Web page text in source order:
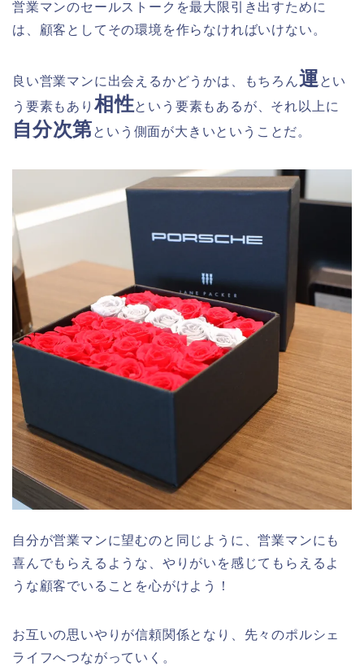
営業マンのセールストークを最大限引き出すために
は、顧客としてその環境を作らなければいけない。
良い営業マンに出会えるかどうかは、もちろん運とい
う要素もあり 相性という要素もあるが、それ以上に
自分次第という側面が大きいということだ。
自分が営業マンに望むのと同じように、営業マンにも
喜んでもらえるような、やりがいを感じてもらえるよ
うな顧客でいることを心がけよう！
お互いの思いやりが信頼関係となり、先々のポルシェ
ライフへつながっていく。